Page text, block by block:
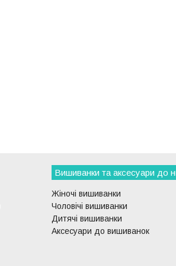
Вишиванки та аксесуари до
Жіночі вишиванки
Чоловічі вишиванки
Дитячі вишиванки
Аксесуари до вишиванок